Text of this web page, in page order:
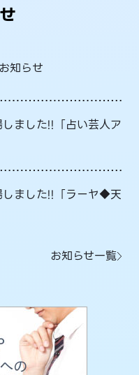
知らせ
ました!!「占い芸人ア
ました!!「ラーヤ◆天
お知らせ一覧